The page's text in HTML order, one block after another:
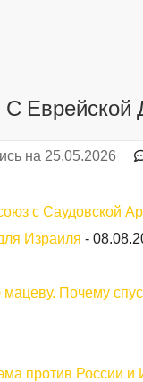
на 25.05.2026
с Саудовской
Израиля -
Почему
против России и